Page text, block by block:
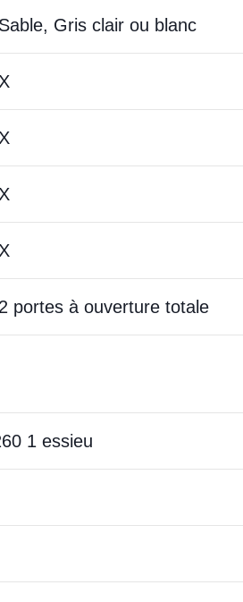
Sable, Gris clair ou blanc
X
X
X
X
2 portes à ouverture totale
1 essieu